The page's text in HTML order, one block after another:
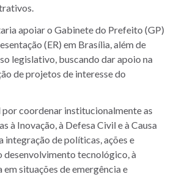
apoiar o Gabinete do Prefeito (GP)
(ER) em Brasília, além de
legislativo, buscando dar apoio na
de projetos de interesse do
por coordenar institucionalmente as
à Inovação, à Defesa Civil e à Causa
integração de políticas, ações e
desenvolvimento tecnológico, à
situações de emergência e